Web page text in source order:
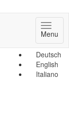
Deutsch
English
Italiano
Menu